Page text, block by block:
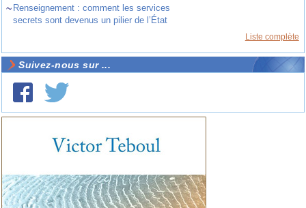
~ Renseignement : comment les services
secrets sont devenus un pilier de l’État
Liste complète
Suivez-nous sur ...